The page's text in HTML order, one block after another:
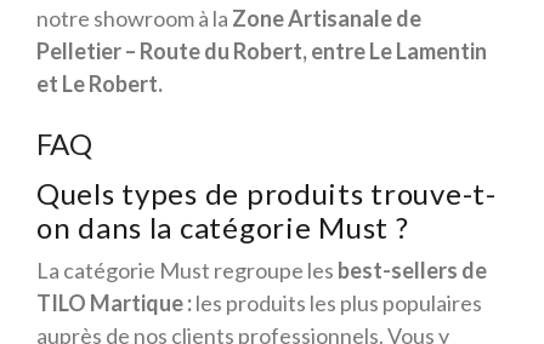
notre showroom à la Zone Artisanale de
Pelletier – Route du Robert, entre Le Lamentin
et Le Robert.
FAQ
Quels types de produits trouve-t-
on dans la catégorie Must ?
La catégorie Must regroupe les best-sellers de
TILO Martique :les produits les plus populaires
auprès de nos clients professionnels. Vous y